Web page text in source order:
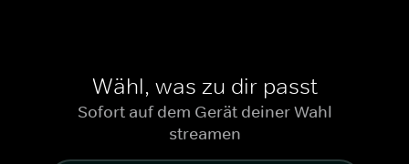
Wähl, was zu dir passt
Sofort auf dem Gerät deiner Wahl
streamen